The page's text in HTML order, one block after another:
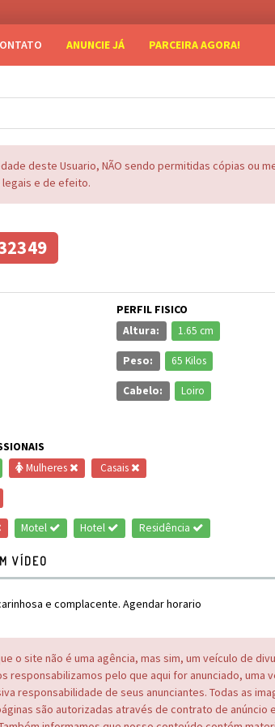
ANUNCIE JÁ PARCEIRA AGORA!
deste Usuario, NÃO sendo permitidas cópias ou
e de efeito.
PERFIL FISICO
Altura: 1.65 cm
Peso: 65 Kilos
Cabelo: Loiro
Mulheres Casais
Motel Hotel Residência
VÍDEO
e complacente. Agendar horario
o site não é uma agência, mas sim, um veículo de
responsabilizamos pelo que aqui for anunciado, uma
responsabilidade de seus anunciantes. Todas as
são autorizadas através de contrato de anúncio e